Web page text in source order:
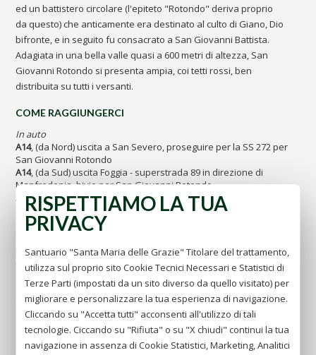
ed un battistero circolare (l'epiteto "Rotondo" deriva proprio
da questo) che anticamente era destinato al culto di Giano, Dio
bifronte, e in seguito fu consacrato a San Giovanni Battista.
Adagiata in una bella valle quasi a 600 metri di altezza, San
Giovanni Rotondo si presenta ampia, coi tetti rossi, ben
distribuita su tutti i versanti.
COME RAGGIUNGERCI
In auto
A14, (da Nord) uscita a San Severo, proseguire per la SS 272 per
San Giovanni Rotondo
A14, (da Sud) uscita Foggia - superstrada 89 in direzione di
Manfredonia, bivio per San Giovanni Rotondo
A16, uscita Candela e proseguire per la superstrada 89 in
direzione di Manfredonia, bivio San Giovanni Rotondo
Aeroporti più vicini:
Aeroporto di Foggia -
www.aeroportidipuglia.it
"Aeroporto civile - Gino Lisa"
Aeroporti di Roma -www.adr.it
"Leonardo da Vinci-Fiumicino"
"G.B. Pastino-Ciampino"
Aeroporto di Napoli -www.gesac.it
RISPETTIAMO LA TUA
PRIVACY
Santuario "Santa Maria delle Grazie" Titolare del trattamento,
utilizza sul proprio sito Cookie Tecnici Necessari e Statistici di
Terze Parti (impostati da un sito diverso da quello visitato) per
migliorare e personalizzare la tua esperienza di navigazione.
Cliccando su "Accetta tutti" acconsenti all'utilizzo di tali
tecnologie. Ciccando su "Rifiuta" o su "X chiudi" continui la tua
navigazione in assenza di Cookie Statistici, Marketing, Analitici